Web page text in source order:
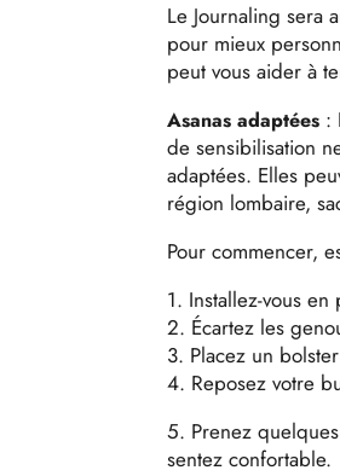
Le Journaling sera
pour mieux
peut vous aider à
Asanas adaptées :
de sensibilisation
adaptées. Elles
région lombaire,
Pour commencer,
1. Installez-vous
2. Écartez les
3. Placez un
4. Reposez votre
5. Prenez
sentez confortable.